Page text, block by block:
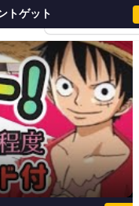
会員登録・ログイ
トゲット